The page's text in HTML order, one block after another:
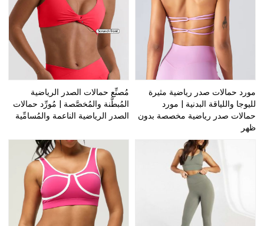
مورد حمالات صدر رياضية مثيرة
لليوجا واللياقة البدنية | مورد
حمالات صدر رياضية مخصصة بدون
ظهر
مُصنِّع حمالات الصدر الرياضية
المُبطَّنة والمُخصَّصة | مُورِّد حمالات
الصدر الرياضية الناعمة والمُسامِّية